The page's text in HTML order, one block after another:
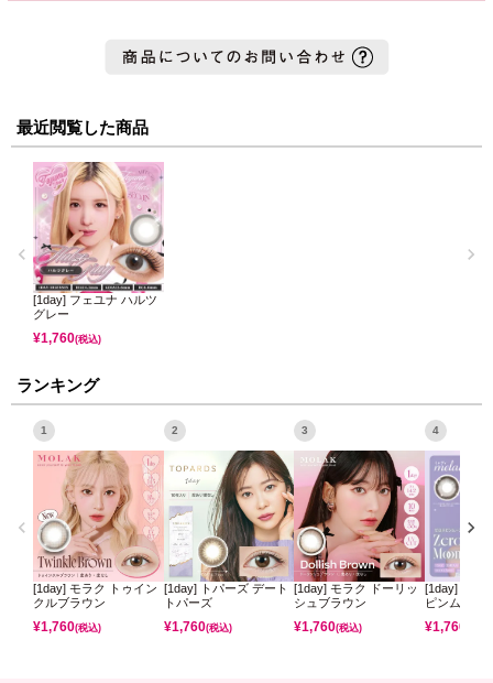
最近閲覧した商品
[1day] フェユナ ハルツ
グレー
¥1,760(税込)
ランキング
1
[1day] モラク トゥイン
クルブラウン
¥1,760(税込)
2
[1day] トパーズ デート
トパーズ
¥1,760(税込)
3
[1day] モラク ドーリッ
シュブラウン
¥1,760(税込)
4
[1day] ミレ
ピンムーン
¥1,760